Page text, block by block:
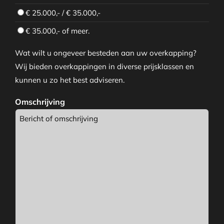
€ 25.000,- / € 35.000,-
€ 35.000,- of meer.
Wat wilt u ongeveer besteden aan uw overkapping?
Wij bieden overkappingen in diverse prijsklassen en
kunnen u zo het best adviseren.
Omschrijving